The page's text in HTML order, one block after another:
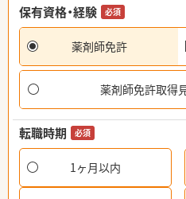
保有資格・経験
必須
薬剤師免許
薬剤師免許取得
転職時期 必須
1ヶ月以内